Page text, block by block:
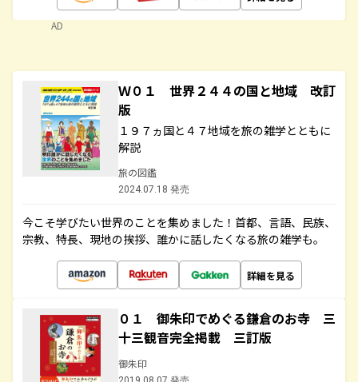
AD
Ｗ０１ 世界２４４の国と地域 改訂
版
１９７ヵ国と４７地域を旅の雑学とともに
解説
旅の図鑑
2024.07.18 発売
今こそ学びたい世界のことを集めました！首都、言語、民族、
宗教、特長、現地の挨拶、誰かに話したくなる旅の雑学も。
詳細を見る
０１ 御朱印でめぐる鎌倉のお寺 三
十三観音完全掲載 三訂版
御朱印